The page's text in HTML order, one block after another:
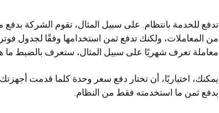
تدفع للخدمة بانتظام. على سبيل المثال، تقوم الشركة بدفع
معاملة تعرف شهريًا على سبيل المثال، ستعرف بالضبط ما
بدفع ثمن ما استخدمته فقط من النظام.